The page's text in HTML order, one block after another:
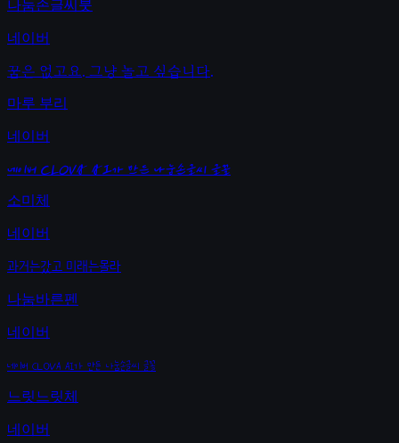
나눔손글씨붓
네이버
꿈은 없고요. 그냥 놀고 싶습니다.
마루 부리
네이버
네이버 CLOVA AI가 만든 나눔손글씨 글꼴
소미체
네이버
과거는갔고 미래는몰라
나눔바른펜
네이버
네이버 CLOVA AI가 만든 나눔손글씨 글꼴
느릿느릿체
네이버